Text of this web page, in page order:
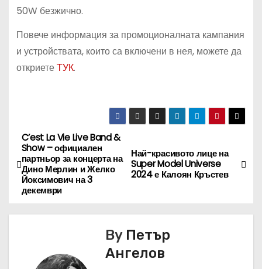
50W безжично.
Повече информация за промоционалната кампания
и устройствата, които са включени в нея, можете да
откриетеТУК.
Н
а
в
и
Най-красивото лице на
Super Model Universe
2024 е Калоян Кръстев
C’est La Vie Live Band &
Show – официален
партньор за концерта на
Дино Мерлин и Желко
Йоксимович на 3
декември
By Петър
Ангелов